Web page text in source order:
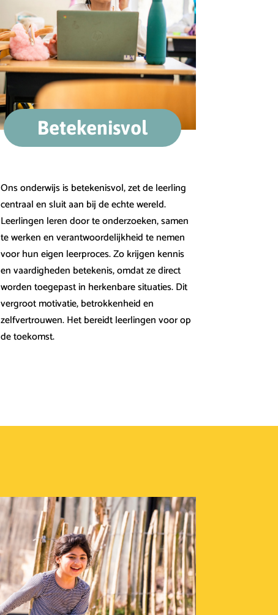
Betekenisvol
Ons onderwijs is betekenisvol, zet de leerling
centraal en sluit aan bij de echte wereld.
Leerlingen leren door te onderzoeken, samen
te werken en verantwoordelijkheid te nemen
voor hun eigen leerproces. Zo krijgen kennis
en vaardigheden betekenis, omdat ze direct
worden toegepast in herkenbare situaties. Dit
vergroot motivatie, betrokkenheid en
zelfvertrouwen. Het bereidt leerlingen voor op
de toekomst.